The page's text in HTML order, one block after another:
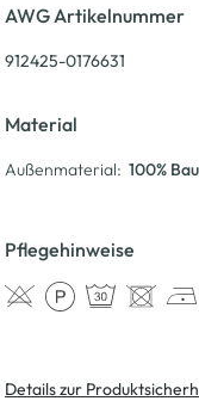
AWG Artikelnummer
912425-0176631
Material
Außenmaterial: 100%
Pflegehinweise
Details zur